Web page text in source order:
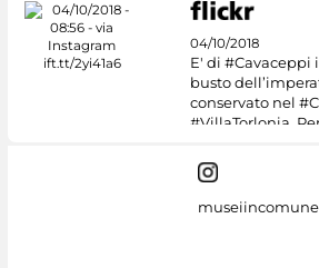
04/10/2018
E' di #Cavaceppi
busto
conservato nel
#VillaTorlonia.